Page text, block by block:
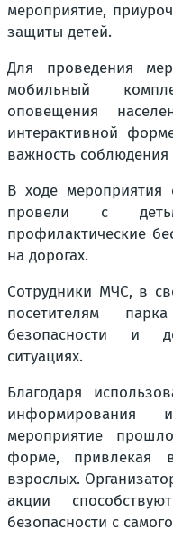
мероприятие,
защиты детей.
Для проведения
мобильный
оповещения
интерактивной
важность
В ходе мероприятия
провели с
профилактические
на дорогах.
Сотрудники МЧС, в
посетителям
безопасности и
ситуациях.
Благодаря
информирования
мероприятие
форме, привлекая
взрослых.
акции
безопасности с